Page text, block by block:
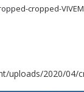
cropped-
2020/04/